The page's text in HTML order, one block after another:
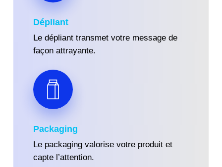
Dépliant
Le dépliant transmet votre message de
façon attrayante.
Packaging
Le packaging valorise votre produit et
capte l’attention.